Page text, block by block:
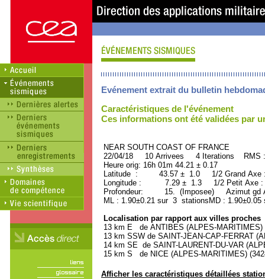
Evénement extrait du bulletin
Caractéristiques de l'événement
Ces informations ont été validées par
NEAR SOUTH COAST OF FRANCE
22/04/18 10 Arrivees 4 Iterations RMS
Heure orig: 16h 01m 44.21 ± 0.17
Latitude : 43.57 ± 1.0 1/2 Grand
Longitude : 7.29 ± 1.3 1/2 Petit Axe
Profondeur: 15. (Imposee) Azimut gd
ML : 1.90±0.21 sur 3 stationsMD :
Localisation par rapport aux villes proches
13 km E de ANTIBES (ALPES-MARITIMES)
13 km SSW de SAINT-JEAN-CAP-FERRAT
14 km SE de SAINT-LAURENT-DU-VAR
15 km S de NICE (ALPES-MARITIMES)
Afficher les caractéristiques détaillées